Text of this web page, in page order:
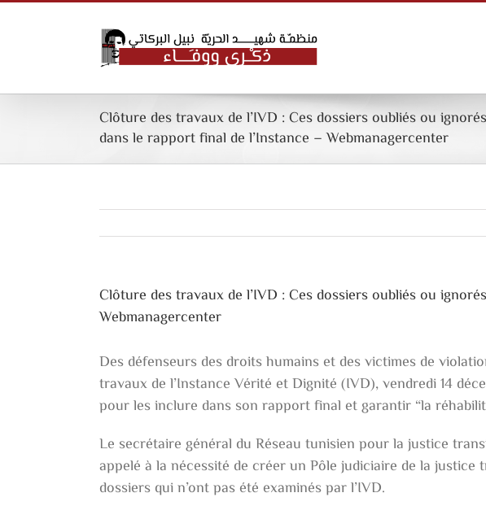
Clôture des travaux de l’IVD : Ces dossiers oubliés ou ignorés
dans le rapport final de l’Instance – Webmanagercenter
Clôture des travaux de l’IVD : Ces dossiers oubliés ou
Webmanagercenter
Des défenseurs des droits humains et des victimes de
travaux de l’Instance Vérité et Dignité (IVD), vendredi 14
pour les inclure dans son rapport final et garantir “la
Le secrétaire général du Réseau tunisien pour la justice
appelé à la nécessité de créer un Pôle judiciaire de la
dossiers qui n’ont pas été examinés par l’IVD.